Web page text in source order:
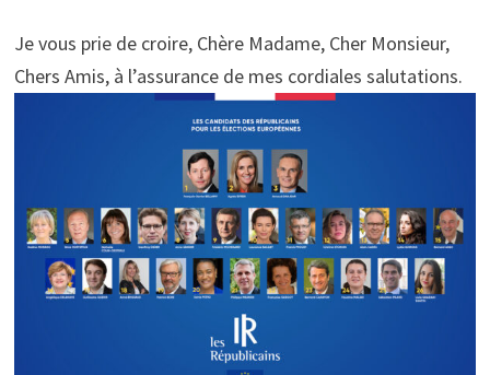
Je vous prie de croire, Chère Madame, Cher Monsieur,
Chers Amis, à l’assurance de mes cordiales salutations.